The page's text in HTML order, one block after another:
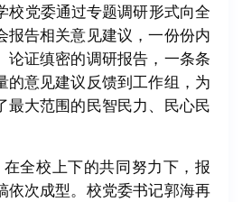
校党委通过专题调研形式向全
报告相关意见建议，一份份内
论证缜密的调研报告，一条条
的意见建议反馈到工作组，为
最大范围的民智民力、民心民
全校上下的共同努力下，报
依次成型。校党委书记郭海再